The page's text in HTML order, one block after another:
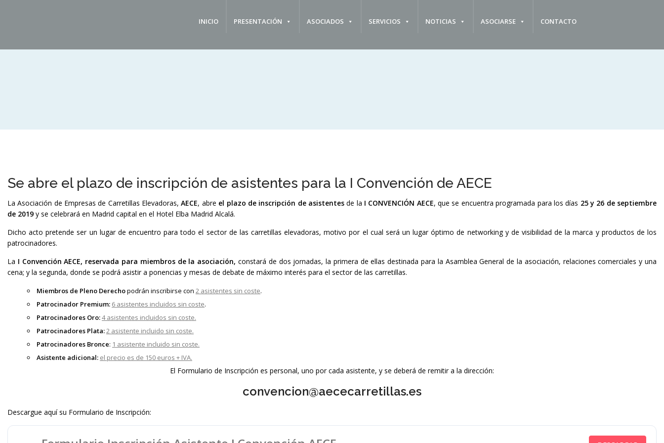
INICIO PRESENTACIÓN ASOCIADOS SERVICIOS NOTICIAS ASOCIARSE CONTACTO
Se abre el plazo de inscripción de asistentes para la I Convención de AECE
La Asociación de Empresas de Carretillas Elevadoras,AECE, abre el plazo de inscripción de asistentesde la I CONVENCIÓN AECE, que se encuentra programada para los días 25 y 26 de septiembre
de 2019 y se celebrará en Madrid capital en el Hotel Elba Madrid Alcalá.
Dicho acto pretende ser un lugar de encuentro para todo el sector de las carretillas elevadoras, motivo por el cual será un lugar óptimo de networking y de visibilidad de la marca y productos de los
patrocinadores.
La I Convención AECE, reservada para miembros de la asociación, constará de dos jornadas, la primera de ellas destinada para la Asamblea General de la asociación, relaciones comerciales y una
cena; y la segunda, donde se podrá asistir a ponencias y mesas de debate de máximo interés para el sector de las carretillas.
Miembros de Pleno Derechopodrán inscribirse con 2 asistentes sin coste.
Patrocinador Premium: 6 asistentes incluidos sin coste.
Patrocinadores Oro:4 asistentes incluidos sin coste.
Patrocinadores Plata:2 asistente incluido sin coste.
Patrocinadores Bronce: 1 asistente incluido sin coste.
Asistente adicional: el precio es de 150 euros + IVA.
El Formulario de Inscripción es personal, uno por cada asistente, y se deberá de remitir a la dirección:
convencion@aececarretillas.es
Descargue aquí su Formulario de Inscripción: